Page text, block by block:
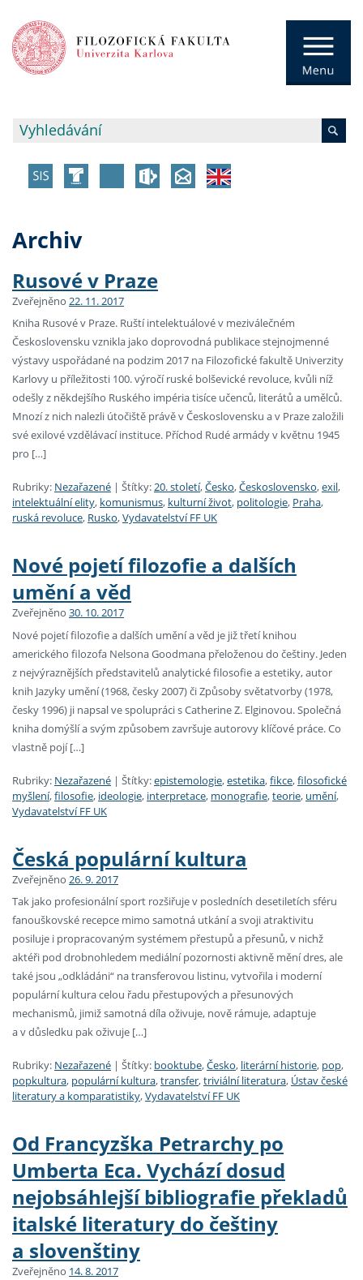
Archiv
Rusové v Praze
Zveřejněno 22. 11. 2017
Kniha Rusové v Praze. Ruští intelektuálové v meziválečném
Československu vznikla jako doprovodná publikace stejnojmenné
výstavy uspořádané na podzim 2017 na Filozofické fakultě Univerzity
Karlovy u příležitosti 100. výročí ruské bolševické revoluce, kvůli níž
odešly z někdejšího Ruského impéria tisíce učenců, literátů a umělců.
Mnozí z nich nalezli útočiště právě v Československu a v Praze založili
své exilové vzdělávací instituce. Příchod Rudé armády v květnu 1945
pro […]
Rubriky: Nezařazené | Štítky:20. století,Česko,Československo,exil,
intelektuální elity, komunismus, kulturní život, politologie, Praha,
ruská revoluce, Rusko,Vydavatelství FF UK
Nové pojetí filozofie a dalších
umění a věd
Zveřejněno 30. 10. 2017
Nové pojetí filozofie a dalších umění a věd je již třetí knihou
amerického filozofa Nelsona Goodmana přeloženou do češtiny. Jeden
z nejvýraznějších představitelů analytické filosofie a estetiky, autor
knih Jazyky umění (1968, česky 2007) či Způsoby světatvorby (1978,
česky 1996) ji napsal ve spolupráci s Catherine Z. Elginovou. Společná
kniha domýšlí a svým způsobem završuje autorovy klíčové práce. Co
vlastně pojí […]
Rubriky: Nezařazené | Štítky:epistemologie,estetika,fikce,filosofické
myšlení,filosofie, ideologie, interpretace, monografie,teorie, umění,
Vydavatelství FF UK
Česká populární kultura
Zveřejněno 26. 9. 2017
Tak jako profesionální sport rozšiřuje v posledních desetiletích sféru
fanouškovské recepce mimo samotná utkání a svoji atraktivitu
posiluje i propracovaným systémem přestupů a přesunů, v nichž
aktéři pod drobnohledem mediální pozornosti aktivně mění dres, ale
také jsou „odkládáni“ na transferovou listinu, vytvořila i moderní
populární kultura celou řadu přestupových a přesunových
mechanismů, jimiž samotná díla oživuje, nově rámuje, adaptuje
a v důsledku pak oživuje […]
Rubriky: Nezařazené | Štítky: booktube,Česko, literární historie, pop,
popkultura, populární kultura,transfer,triviální literatura, Ústav české
literatury a komparatistiky,Vydavatelství FF UK
Od Francyzška Petrarchy po
Umberta Eca. Vychází dosud
nejobsáhlejší bibliografie překladů
italské literatury do češtiny
a slovenštiny
Zveřejněno 14. 8. 2017